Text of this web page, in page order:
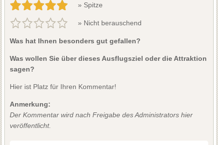
» Spitze
» Nicht berauschend
Was hat Ihnen besonders gut gefallen?
Was wollen Sie über dieses Ausflugsziel oder die Attraktion
sagen?
Hier ist Platz für Ihren Kommentar!
Anmerkung:
Der Kommentar wird nach Freigabe des Administrators hier
veröffentlicht.